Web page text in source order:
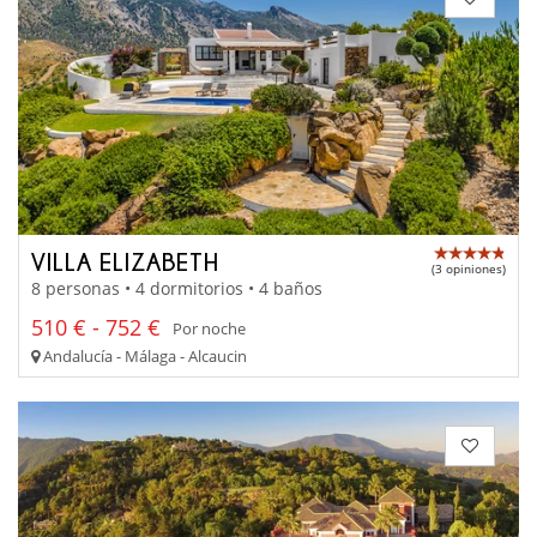
VILLA ELIZABETH (3 opiniones)
8 personas • 4 dormitorios • 4 baños
510 € - 752 €
Por noche
Andalucía - Málaga - Alcaucin